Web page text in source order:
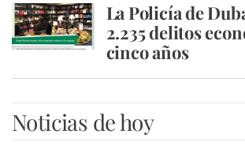
La Policía de
2.235 delitos
cinco años
Noticias de hoy